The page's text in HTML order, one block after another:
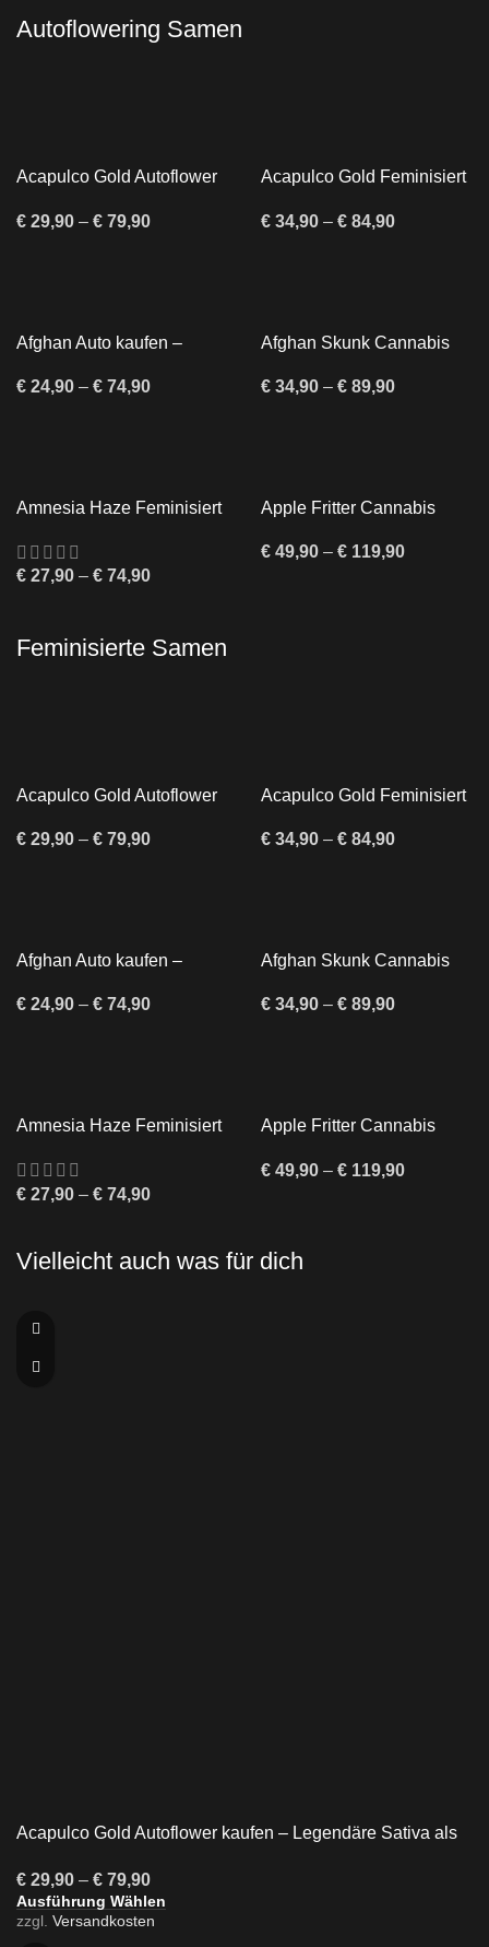
Autoflowering Samen
Acapulco Gold Autoflower
als Autoflower
€ 29,90 – € 79,90
Acapulco Gold Feminisiert
€ 34,90 – € 84,90
Afghan Auto kaufen –
Samen
€ 24,90 – € 74,90
Afghan Skunk Cannabis
Feminisiert & Indica-
€ 34,90 – € 89,90
Amnesia Haze Feminisiert
– Twins Garden Seeds
€ 27,90 – € 74,90
Apple Fritter Cannabis
€ 49,90 – € 119,90
Feminisierte Samen
Acapulco Gold Autoflower
als Autoflower
€ 29,90 – € 79,90
Acapulco Gold Feminisiert
€ 34,90 – € 84,90
Afghan Auto kaufen –
Samen
€ 24,90 – € 74,90
Afghan Skunk Cannabis
Feminisiert & Indica-
€ 34,90 – € 89,90
Amnesia Haze Feminisiert
– Twins Garden Seeds
€ 27,90 – € 74,90
Apple Fritter Cannabis
€ 49,90 – € 119,90
Vielleicht auch was für dich
Acapulco Gold Autoflower kaufen – Legendäre Sativa als
€ 29,90 – € 79,90
Ausführung Wählen
zzgl. Versandkosten